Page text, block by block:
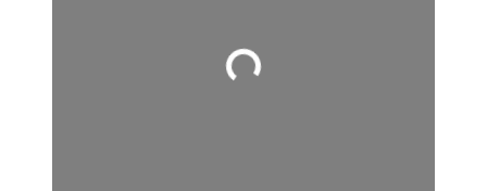
Loading...